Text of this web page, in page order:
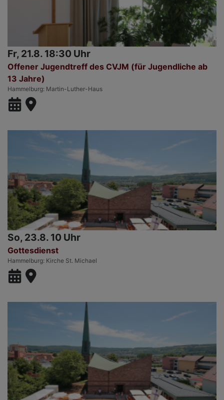
Fr, 21.8. 18:30 Uhr
Offener Jugendtreff des CVJM (für Jugendliche ab
13 Jahre)
Hammelburg Martin-Luther-Haus
So, 23.8. 10 Uhr
Gottesdienst
Hammelburg Kirche St. Michael